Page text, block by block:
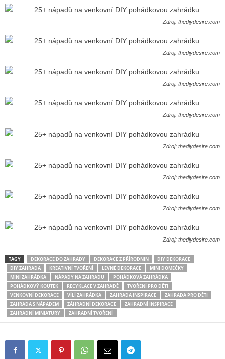
Zdroj: thediydesire.com
Zdroj: thediydesire.com
Zdroj: thediydesire.com
Zdroj: thediydesire.com
Zdroj: thediydesire.com
Zdroj: thediydesire.com
Zdroj: thediydesire.com
Zdroj: thediydesire.com
TAGY DEKORACE DO ZAHRADY DEKORACE Z PŘÍRODNIN
DIY DEKORACE
DIY ZAHRADA
KREATIVNÍ TVOŘENÍ LEVNÉ DEKORACE
MINI DOMEČKY
MINI ZAHRÁDKA
NÁPADY NA ZAHRADU
POHÁDKOVÁ ZAHRÁDKA
POHÁDKOVÝ KOUTEK
RECYKLACE V ZAHRADĚ
TVOŘENÍ PRO DĚTI
VENKOVNÍ DEKORACE
VÍLÍ ZAHRÁDKA ZAHRADA INSPIRACE
ZAHRADA PRO DĚTI
ZAHRADA S NÁPADEM
ZÁHRADNÍ DEKORACE
ZAHRADNÍ INSPIRACE
ZAHRADNÍ MINIATURY
ZAHRADNÍ TVOŘENÍ